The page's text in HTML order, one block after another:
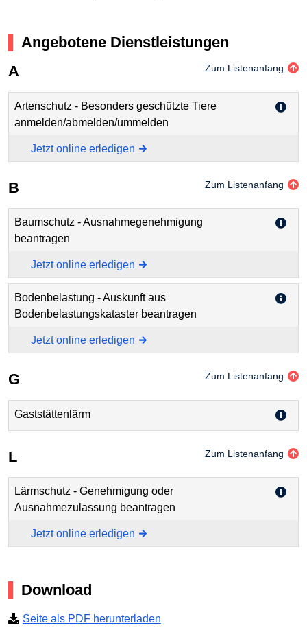
Angebotene Dienstleistungen
A
Zum Listenanfang
Artenschutz - Besonders geschützte Tiere
anmelden/abmelden/ummelden
Jetzt online erledigen
B Zum Listenanfang
Baumschutz - Ausnahmegenehmigung
beantragen
Jetzt online erledigen
Bodenbelastung - Auskunft aus
Bodenbelastungskataster beantragen
Jetzt online erledigen
G Zum Listenanfang
Gaststättenlärm
L Zum Listenanfang
Lärmschutz - Genehmigung oder
Ausnahmezulassung beantragen
Jetzt online erledigen
Download
Seite als PDF herunterladen